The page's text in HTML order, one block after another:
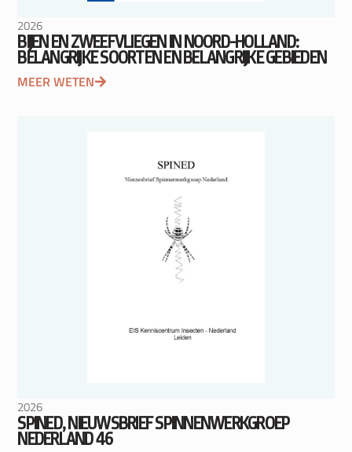
2026
BIJEN EN ZWEEFVLIEGEN IN NOORD-HOLLAND:
BELANGRIJKE SOORTEN EN BELANGRIJKE GEBIEDEN
MEER WETEN
2026
SPINED, NIEUWSBRIEF SPINNENWERKGROEP
NEDERLAND 46